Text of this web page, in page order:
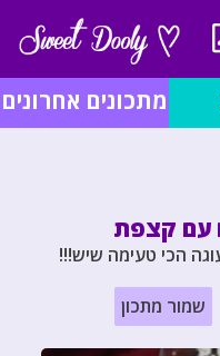
מתכונים אחרונים
עם קצפת
הכי טעימה שיש!!!
שמור מתכון